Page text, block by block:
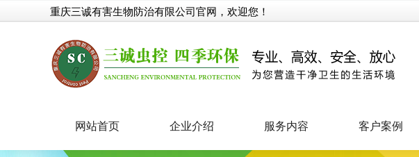
重庆三诚有害生物防治有限公司官网，欢迎您！
网站首页 企业介绍 服务内容 客户案例